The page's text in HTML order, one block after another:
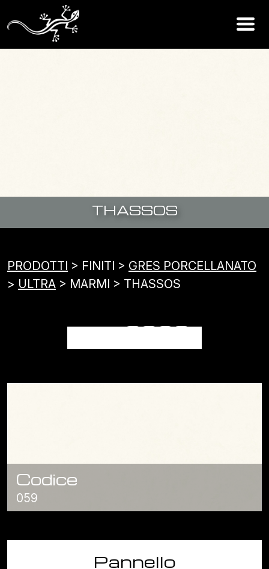
THASSOS
PRODOTTI > FINITI > GRES PORCELLANATO
> ULTRA > MARMI > THASSOS
THASSOS
Codice
059
Pannello